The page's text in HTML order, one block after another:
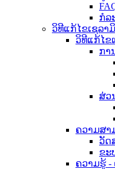
ກໍລ
ວິທີແກ້ໄຂເຊລາ
ວິທີແກ້ໄຂ
ກາ
ສ່ວ
ຄວາມສາ
ວັດ
ຂະ
ຄວາມຮູ້ -